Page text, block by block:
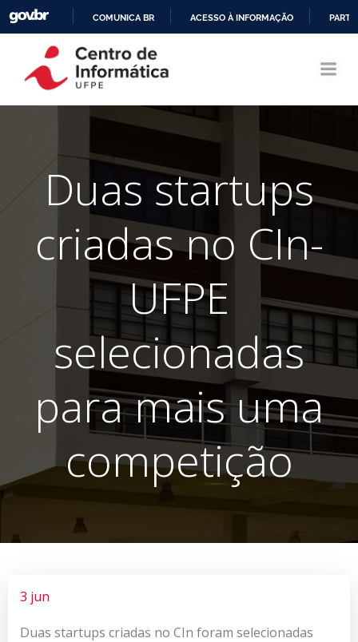
CONTEÚDO
COMUNICA BR ACESSO À INFORMAÇÃO
Duas startups
criadas no CIn-
UFPE
selecionadas
para mais uma
competição
3 jun
Duas startups criadas no CIn foram selecionadas